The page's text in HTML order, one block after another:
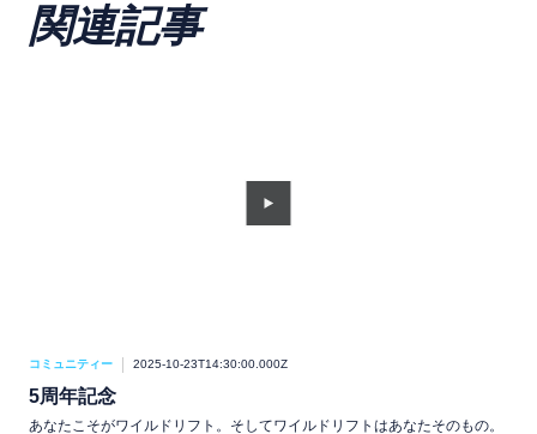
関連記事
コミュニティー 2025-10-23T14:30:00.000Z
5周年記念
あなたこそがワイルドリフト。そしてワイルドリフトはあなたそのもの。